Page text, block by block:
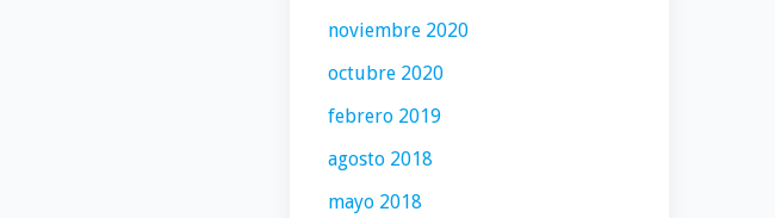
noviembre 2020
octubre 2020
febrero 2019
agosto 2018
mayo 2018